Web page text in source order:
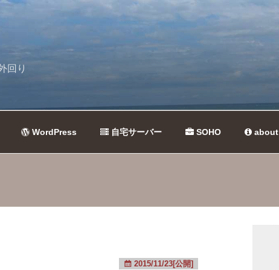
回り
WordPress 自宅サーバー SOHO about
2015/11/23[公開]